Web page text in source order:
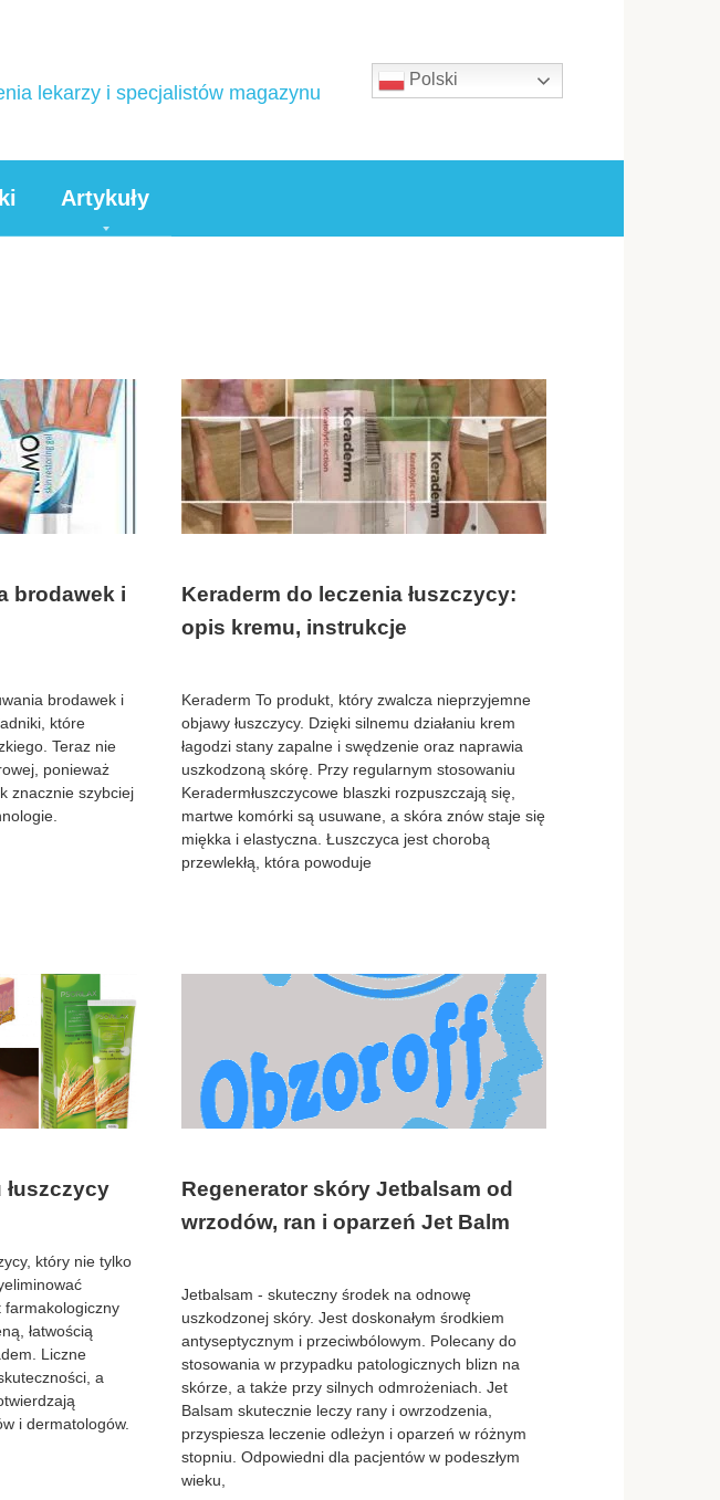
lekarzy i specjalistów magazynu
Polski
Artykuły
brodawek i
brodawek i
które
Teraz nie
ponieważ
znacznie szybciej
Keraderm do leczenia łuszczycy:
opis kremu, instrukcje
Keraderm To produkt, który zwalcza nieprzyjemne
objawy łuszczycy. Dzięki silnemu działaniu krem ​​
łagodzi stany zapalne i swędzenie oraz naprawia
uszkodzoną skórę. Przy regularnym stosowaniu
Keradermłuszczycowe blaszki rozpuszczają się,
martwe komórki są usuwane, a skóra znów staje się
miękka i elastyczna. Łuszczyca jest chorobą
przewlekłą, która powoduje
który nie tylko
farmakologiczny
łatwością
Liczne
a
i dermatologów.
Regenerator skóry Jetbalsam od
wrzodów, ran i oparzeń Jet Balm
Jetbalsam - skuteczny środek na odnowę
uszkodzonej skóry. Jest doskonałym środkiem
antyseptycznym i przeciwbólowym. Polecany do
stosowania w przypadku patologicznych blizn na
skórze, a także przy silnych odmrożeniach. Jet
Balsam skutecznie leczy rany i owrzodzenia,
przyspiesza leczenie odleżyn i oparzeń w różnym
stopniu. Odpowiedni dla pacjentów w podeszłym
wieku,